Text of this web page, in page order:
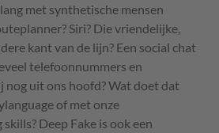
met synthetische mensen
Siri? Die vriendelijke,
kant van de lijn? Een social chat
telefoonnummers en
nog uit ons hoofd? Wat doet dat
of met onze
Deep Fake is ook een